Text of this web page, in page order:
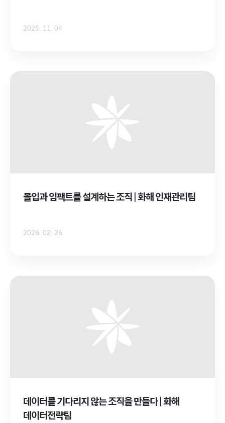
2025. 11. 04
몰입과 임팩트를 설계하는 조직 | 화해 인재관리팀
2026. 02. 26
데이터를 기다리지 않는 조직을 만들다 | 화해
데이터전략팀